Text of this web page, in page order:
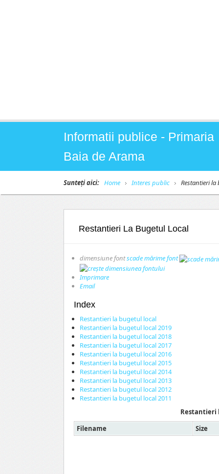
Informatii publice - Primaria
Baia de Arama
Sunteți aici: Home Interes public Restantieri
Restantieri La Bugetul Local
dimensiune fontscade mărime font
Imprimare
Email
Index
Restantieri la bugetul local
Restantieri la bugetul local 2019
Restantieri la bugetul local 2018
Restantieri la bugetul local 2017
Restantieri la bugetul local 2016
Restantieri la bugetul local 2015
Restantieri la bugetul local 2014
Restantieri la bugetul local 2013
Restantieri la bugetul local 2012
Restantieri la bugetul local 2011
Restantieri
Filename
Size